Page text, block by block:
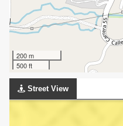
200 m
500 ft
Street View